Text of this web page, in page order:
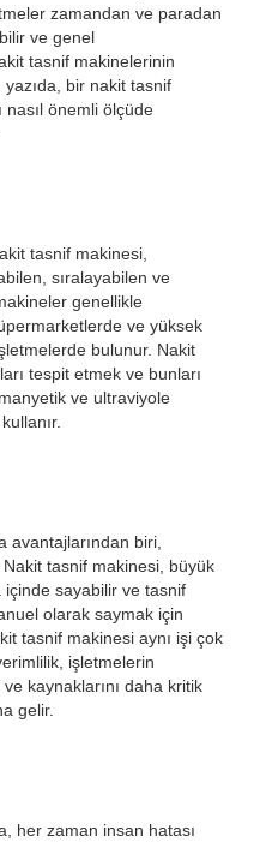
zamandan ve paradan
ve genel
tasnif makinelerinin
yazıda, bir nakit tasnif
nasıl önemli ölçüde
tasnif makinesi,
sıralayabilen ve
genellikle
ve yüksek
bulunur. Nakit
tespit etmek ve bunları
ve ultraviyole
avantajlarından biri,
tasnif makinesi, büyük
içinde sayabilir ve tasnif
olarak saymak için
tasnif makinesi aynı işi çok
işletmelerin
kaynaklarını daha kritik
gelir.
her zaman insan hatası